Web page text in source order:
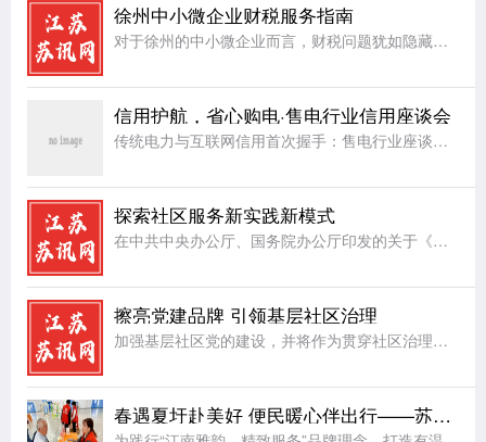
徐州中小微企业财税服务指南
对于徐州的中小微企业而言，财税问题犹如隐藏在暗处的礁石，随时可能给企业的稳定航行带来阻碍。首先，账务处理方面，许多中小微企业因人力、资金有限，缺乏专业的会计团队，导致账务混乱，账目不清，影响企业对自身
信用护航，省心购电·售电行业信用座谈会
传统电力与互联网信用首次握手：售电行业座谈会在杭召开，共探信用破题路径一场“互联网+电力”的跨界对话，正在让企业用电从“盲选”走向“省心选”。“十五五”规划明确提出建设能源强国，全国统一电力市场正朝着
探索社区服务新实践新模式
在中共中央办公厅、国务院办公厅印发的关于《加强社区工作者队伍建设的意见》中有明确意见，对社区工作者服务队伍建设提出了更高要求，社区工作者在日常工作当中，服务是首位，在切实把社区居民群众大小事情办好的同
擦亮党建品牌 引领基层社区治理
加强基层社区党的建设，并将作为贯穿社区治理的一条主线，让基层党组织建设成为引领基层社区治理的坚强堡垒。近年来，射阳县合德镇兴庆社区把基层社区治理工作和完善治理服务体制机制、服务设施、服务能力和水平建设
春遇夏圩赴美好 便民暖心伴出行——苏州地铁8号线夏圩站公益便民活动圆满举办